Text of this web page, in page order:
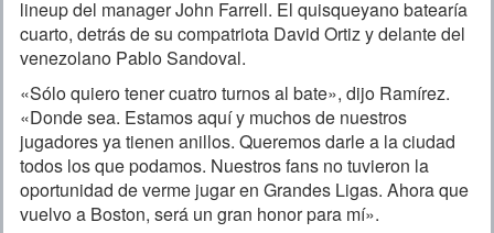
lineup del manager John Farrell. El quisqueyano batearía
cuarto, detrás de su compatriota David Ortiz y delante del
venezolano Pablo Sandoval.
«Sólo quiero tener cuatro turnos al bate», dijo Ramírez.
«Donde sea. Estamos aquí y muchos de nuestros
jugadores ya tienen anillos. Queremos darle a la ciudad
todos los que podamos. Nuestros fans no tuvieron la
oportunidad de verme jugar en Grandes Ligas. Ahora que
vuelvo a Boston, será un gran honor para mí».